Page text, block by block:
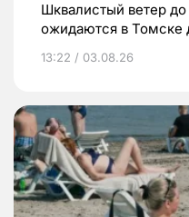
Шквалистый ветер
ожидаются в Томске
13:22 / 03.08.26